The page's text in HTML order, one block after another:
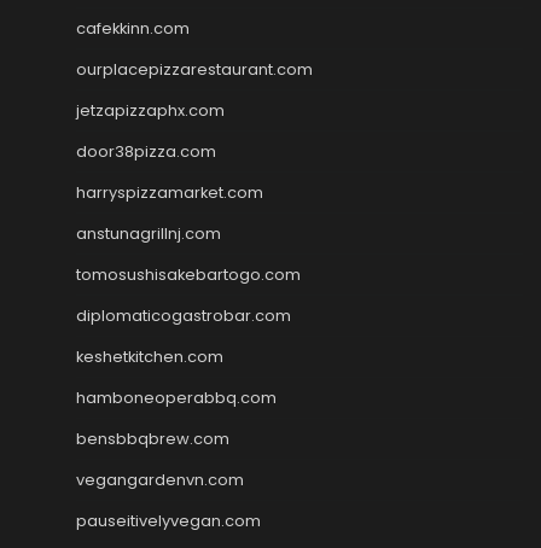
cafekkinn.com
ourplacepizzarestaurant.com
jetzapizzaphx.com
door38pizza.com
harryspizzamarket.com
anstunagrillnj.com
tomosushisakebartogo.com
diplomaticogastrobar.com
keshetkitchen.com
hamboneoperabbq.com
bensbbqbrew.com
vegangardenvn.com
pauseitivelyvegan.com